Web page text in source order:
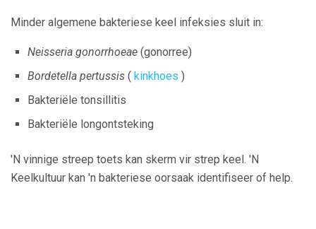
Minder algemene bakteriese keel infeksies sluit in:
Neisseria gonorrhoeae (gonorree)
Bordetella pertussis ( kinkhoes )
Bakteriële tonsillitis
Bakteriële longontsteking
'N vinnige streep toets kan skerm vir strep keel. 'N
Keelkultuur kan 'n bakteriese oorsaak identifiseer of help.